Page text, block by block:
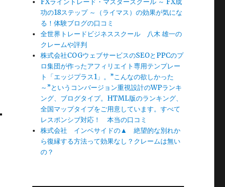
FXライントレード・マスタースクール ～ FX成
功の18ステップ ～（ライマス）の効果が気にな
る！体験ブログの口コミ
全世界トレードビジネススクール 八木 雄一の
クレームや評判
株式会社COGウェブサービスのSEOとPPCのプ
ロ集団が作ったアフィリエイト専用テンプレー
ト「エッジプラス1」。”こんなの欲しかった
～”というコンバージョン重視設計のWPランキ
ング、ブログタイプ。HTML版のランキング、
全国マップタイプをご用意しています。すべて
レスポンシブ対応！ 本当の口コミ
株式会社 インベサイドの▲ 絶望的な別れか
ら復縁する方法って効果なし？クレームは無い
の？